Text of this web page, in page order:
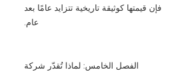
فإن قيمتها كوثيقة تاريخية تتزايد عامًا بعد
عام.
الفصل الخامس: لماذا تُقدّر شركة